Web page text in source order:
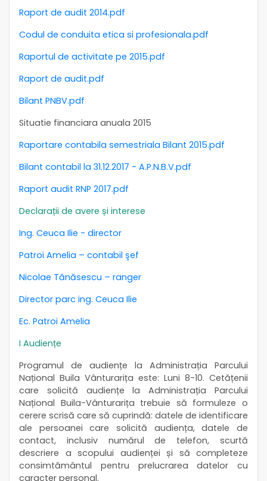
Raport de audit 2014.pdf
Codul de conduita etica si profesionala.pdf
Raportul de activitate pe 2015.pdf
Raport de audit.pdf
Bilant PNBV.pdf
Situatie financiara anuala 2015
Raportare contabila semestriala Bilant 2015.pdf
Bilant contabil la 31.12.2017 - A.P.N.B.V.pdf
Raport audit RNP 2017.pdf
Declarații de avere și interese
Ing. Ceuca Ilie - director
Patroi Amelia – contabil şef
Nicolae Tănăsescu – ranger
Director parc ing. Ceuca Ilie
Ec. Patroi Amelia
I Audiențe
Programul de audiențe la Administrația Parcului
Național Buila Vânturarița este: Luni 8-10. Cetățenii
care solicită audiențe la Administrația Parcului
Național Buila-Vânturarița trebuie să formuleze o
cerere scrisă care să cuprindă: datele de identificare
ale persoanei care solicită audiența, datele de
contact, inclusiv numărul de telefon, scurtă
descriere a scopului audienței și să completeze
consimtământul pentru prelucrarea datelor cu
caracter personal.